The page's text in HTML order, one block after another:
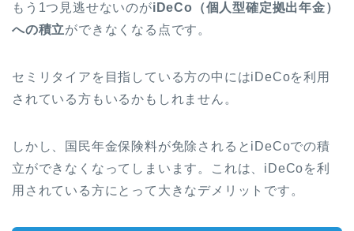
もう1つ見逃せないのがiDeCo（個人型確定拠出年金）
への積立ができなくなる点です。
セミリタイアを目指している方の中にはiDeCoを利用
されている方もいるかもしれません。
しかし、国民年金保険料が免除されるとiDeCoでの積
立ができなくなってしまいます。これは、iDeCoを利
用されている方にとって大きなデメリットです。